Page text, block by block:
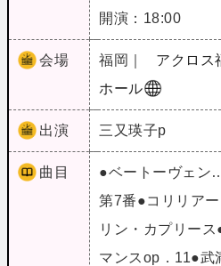
開演：18:00
会場 福岡｜
アクロス
ホール
出演 三又瑛子p
曲目
●ベートーヴェン
第7番●コリリア
リン・カプリー
マンスop．11●